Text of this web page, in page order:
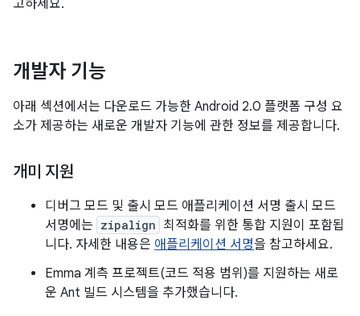
고하세요.
개발자 기능
아래 섹션에서는 다운로드 가능한 Android 2.0 플랫폼 구성 요
소가 제공하는 새로운 개발자 기능에 관한 정보를 제공합니다.
개미 지원
디버그 모드 및 출시 모드 애플리케이션 서명 출시 모드
서명에는 zipalign 최적화를 위한 통합 지원이 포함됩
니다. 자세한 내용은 애플리케이션 서명을 참고하세요.
Emma 계측 프로젝트(코드 적용 범위)를 지원하는 새로
운 Ant 빌드 시스템을 추가했습니다.